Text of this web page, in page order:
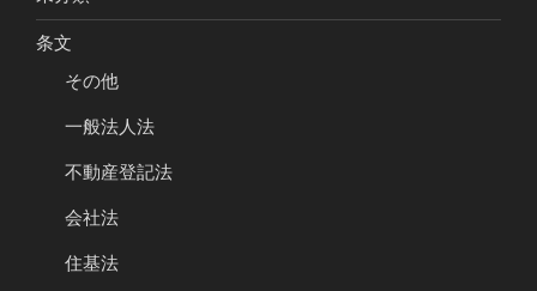
条文
その他
一般法人法
不動産登記法
会社法
住基法